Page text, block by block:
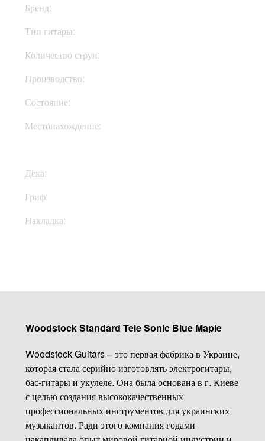
Бренд:
Тип гитары:
Количество струн:
Производство:
Состояние:
Местонахождение:
Дека:
Гриф:
Накладка:
Woodstock Standard Tele Sonic Blue Maple
Woodstock Guitars – это первая фабрика в Украине,
которая стала серийно изготовлять электрогитары,
бас-гитары и укулеле. Она была основана в г. Киеве
с целью создания высококачественных
профессиональных инструментов для украинских
музыкантов. Ради этого компания годами